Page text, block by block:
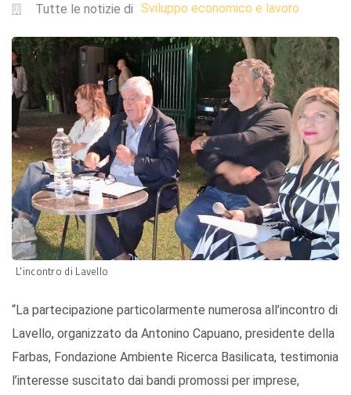
Tutte le notizie di Sviluppo economico e lavoro
L'incontro di Lavello
“La partecipazione particolarmente numerosa all’incontro di
Lavello, organizzato da Antonino Capuano, presidente della
Farbas, Fondazione Ambiente Ricerca Basilicata, testimonia
l’interesse suscitato dai bandi promossi per imprese,